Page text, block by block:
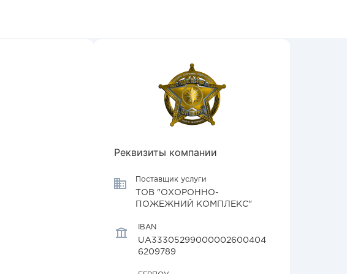
Реквизиты компании
Поставщик услуги
ТОВ "ОХОРОННО-
ПОЖЕЖНИЙ КОМПЛЕКС"
IBAN
UA33305299000002600404
6209789